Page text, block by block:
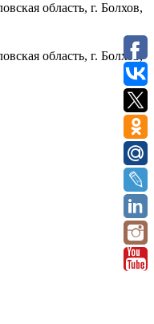
область, г. Болхов,
область, г. Болхов,